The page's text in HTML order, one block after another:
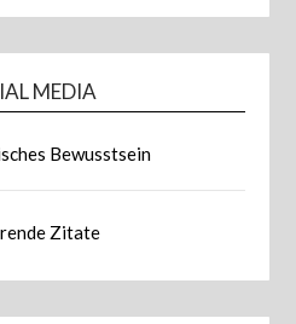
MEDIA
Bewusstsein
Zitate